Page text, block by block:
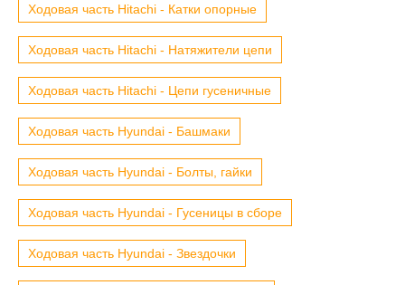
Ходовая часть Hitachi - Катки опорные
Ходовая часть Hitachi - Натяжители цепи
Ходовая часть Hitachi - Цепи гусеничные
Ходовая часть Hyundai - Башмаки
Ходовая часть Hyundai - Болты, гайки
Ходовая часть Hyundai - Гусеницы в сборе
Ходовая часть Hyundai - Звездочки